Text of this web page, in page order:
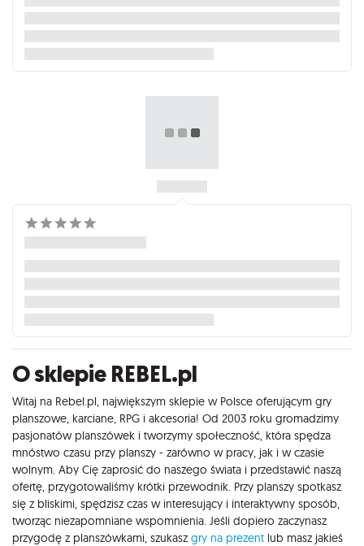
O sklepie REBEL.pl
Witaj na Rebel.pl, największym sklepie w Polsce oferującym gry
planszowe, karciane, RPG i akcesoria! Od 2003 roku gromadzimy
pasjonatów planszówek i tworzymy społeczność, która spędza
mnóstwo czasu przy planszy - zarówno w pracy, jak i w czasie
wolnym. Aby Cię zaprosić do naszego świata i przedstawić naszą
ofertę, przygotowaliśmy krótki przewodnik. Przy planszy spotkasz
się z bliskimi, spędzisz czas w interesujący i interaktywny sposób,
tworząc niezapomniane wspomnienia. Jeśli dopiero zaczynasz
przygodę z planszówkami, szukasz gry na prezent lub masz jakieś